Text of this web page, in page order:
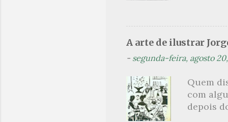
são
(Flip) de
Orides
avessos
A arte de ilustrar
- segunda-feira, agosto
Quem
com
depois